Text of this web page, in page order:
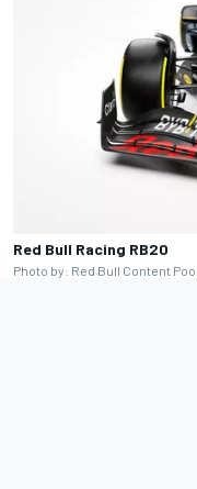
Red Bull Racing RB20
Photo by: Red Bull Content Pool